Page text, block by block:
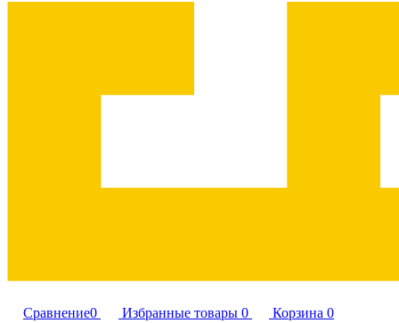
Сравнение0 Избранные товары 0 Корзина 0